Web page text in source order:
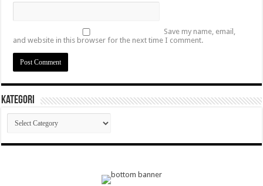
Save my name, email,
and website in this browser for the next time I comment.
Kategori
Kategori